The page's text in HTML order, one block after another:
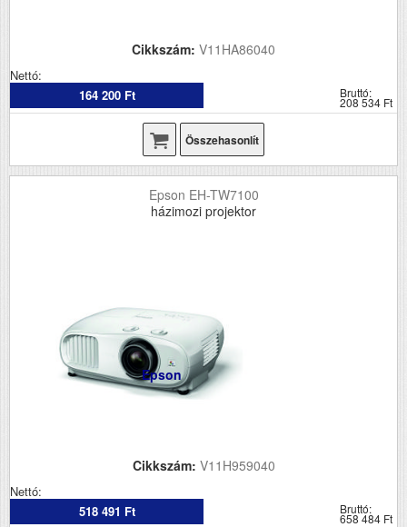
Cikkszám: V11HA86040
Nettó:
164 200 Ft
Bruttó:
208 534 Ft
Összehasonlít
Epson EH-TW7100
házimozi projektor
Epson
Cikkszám: V11H959040
Nettó:
518 491 Ft
Bruttó:
658 484 Ft